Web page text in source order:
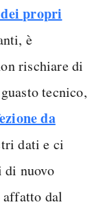
propri
è
rischiare di
tecnico,
da
dati e ci
di nuovo
dal